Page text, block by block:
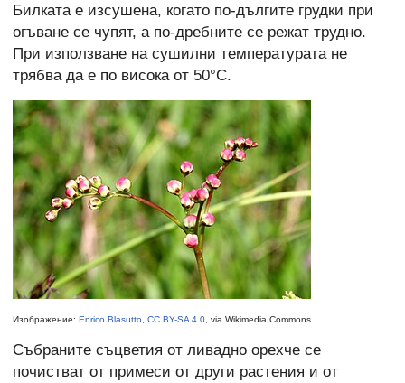
Билката е изсушена, когато по-дългите грудки при
огъване се чупят, а по-дребните се режат трудно.
При използване на сушилни температурата не
трябва да е по висока от 50°C.
Изображение: Enrico Blasutto CC BY-SA 4.0 , via Wikimedia Commons
Събраните съцветия от ливадно орехче се
почистват от примеси от други растения и от